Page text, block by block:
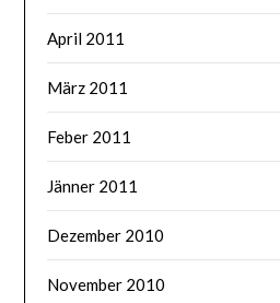
April 2011
März 2011
Feber 2011
Jänner 2011
Dezember 2010
November 2010